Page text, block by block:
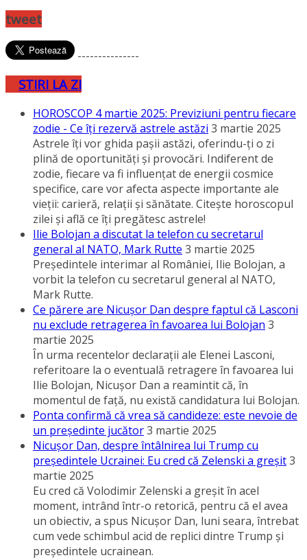
tweet
---------------
STIRI LA ZI
HOROSCOP 4 martie 2025: Previziuni pentru fiecare
zodie - Ce îţi rezervă astrele astăzi 3 martie 2025
Astrele îţi vor ghida paşii astăzi, oferindu-ţi o zi
plină de oportunităţi şi provocări. Indiferent de
zodie, fiecare va fi influenţat de energii cosmice
specifice, care vor afecta aspecte importante ale
vieţii: carieră, relaţii şi sănătate. Citeşte horoscopul
zilei şi află ce îţi pregătesc astrele!
Ilie Bolojan a discutat la telefon cu secretarul
general al NATO, Mark Rutte 3 martie 2025
Preşedintele interimar al României, Ilie Bolojan, a
vorbit la telefon cu secretarul general al NATO,
Mark Rutte.
Ce părere are Nicuşor Dan despre faptul că Lasconi
nu exclude retragerea în favoarea lui Bolojan 3
martie 2025
În urma recentelor declaraţii ale Elenei Lasconi,
referitoare la o eventuală retragere în favoarea lui
Ilie Bolojan, Nicuşor Dan a reamintit că, în
momentul de faţă, nu există candidatura lui Bolojan.
Ponta confirmă că vrea să candideze: este nevoie de
un preşedinte jucător3 martie 2025
Nicuşor Dan, despre întâlnirea lui Trump cu
preşedintele Ucrainei: Eu cred că Zelenski a greşit3
martie 2025
Eu cred că Volodimir Zelenski a greşit în acel
moment, intrând într-o retorică, pentru că el avea
un obiectiv, a spus Nicuşor Dan, luni seara, întrebat
cum vede schimbul acid de replici dintre Trump şi
preşedintele ucrainean.